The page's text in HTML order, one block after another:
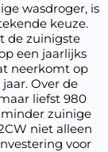
wasdroger, is
keuze.
de zuinigste
een jaarlijks
neerkomt op
Over de
liefst 980
zuinige
niet alleen
voor